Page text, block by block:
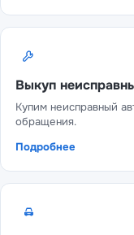
Выкуп
Купим неисправный
обращения.
Подробнее